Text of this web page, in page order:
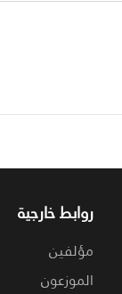
روابط خارجية
مؤلفين
الموزعون